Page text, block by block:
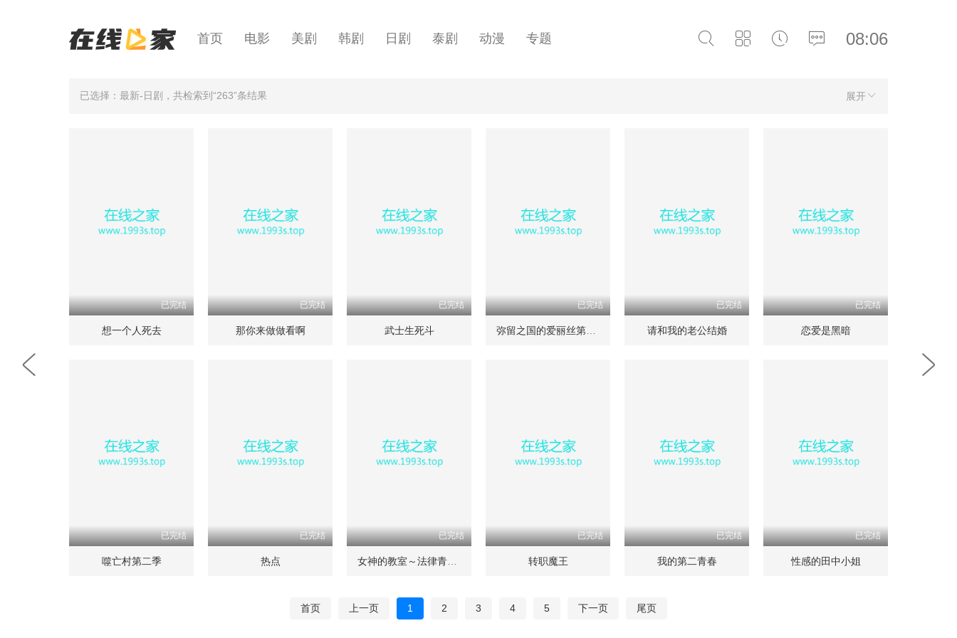
08:06
首页 电影 美剧 韩剧 日剧 泰剧 动漫 专题
展开
已选择：最新-日剧 ，共检索到“263”条结果
已完结
想一个人死去
已完结
那你来做做看啊
已完结
武士生死斗
已完结 已完结
请和我的老公结婚
已完结
恋爱是黑暗
已完结
噬亡村第二季
已完结
热点
已完结 已完结
转职魔王
已完结
我的第二青春
已完结
性感的田中小姐
首页 上一页 1 2 3 4 5 下一页 尾页